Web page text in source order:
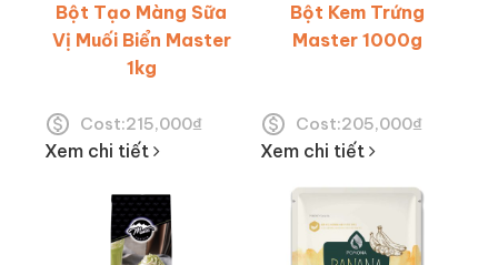
Bột Tạo Màng Sữa
Vị Muối Biển Master
1kg
Cost:215,000₫
Xem chi tiết
Bột Kem Trứng
Master 1000g
Cost:205,000₫
Xem chi tiết